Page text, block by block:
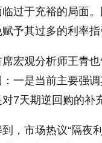
过于充裕的局面
予其过多的利率指
宏观分析师王青
一是当前主要强
7天期逆回购的补
，市场热议“隔夜